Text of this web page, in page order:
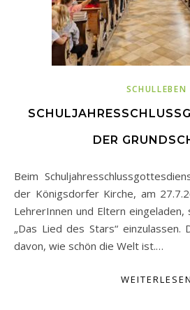
SCHULLEBEN
DER
Beim Schuljahresschlussgottesdienst der Grundschule in
der Königsdorfer Kirche, am
LehrerInnen und Eltern eingeladen,
„Das Lied des Stars“
davon, wie schön die Welt ist.…
WEITERLESEN